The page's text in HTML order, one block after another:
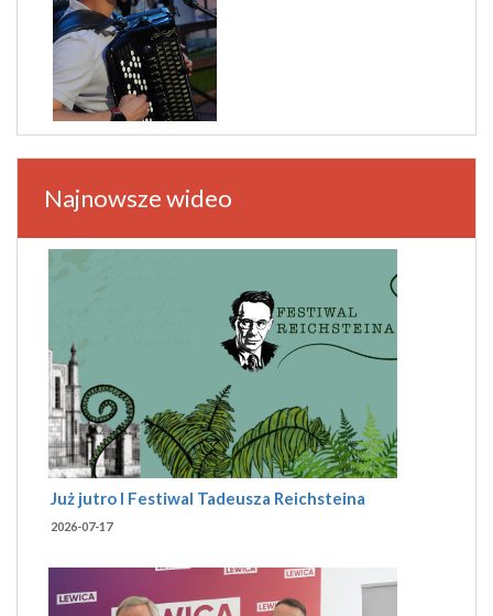
Najnowsze wideo
Już jutro I Festiwal Tadeusza Reichsteina
2026-07-17